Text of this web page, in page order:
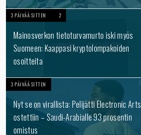
3 PÄIVÄÄ SITTEN 2
Mainosverkon tietoturvamurto iski myös
Suomeen: Kaappasi kryptolompakoiden
osoitteita
3 PÄIVÄÄ SITTEN
Nyt se on virallista: Pelijätti Electronic Arts
ostettiin – Saudi-Arabialle 93 prosentin
omistus